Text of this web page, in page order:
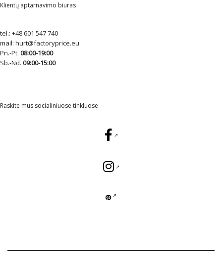
Klientų aptarnavimo biuras
tel.: +48 601 547 740
mail: hurt@factoryprice.eu
Pn.-Pt. 08:00-19:00
Sb.-Nd. 09:00-15:00
Raskite mus socialiniuose tinkluose